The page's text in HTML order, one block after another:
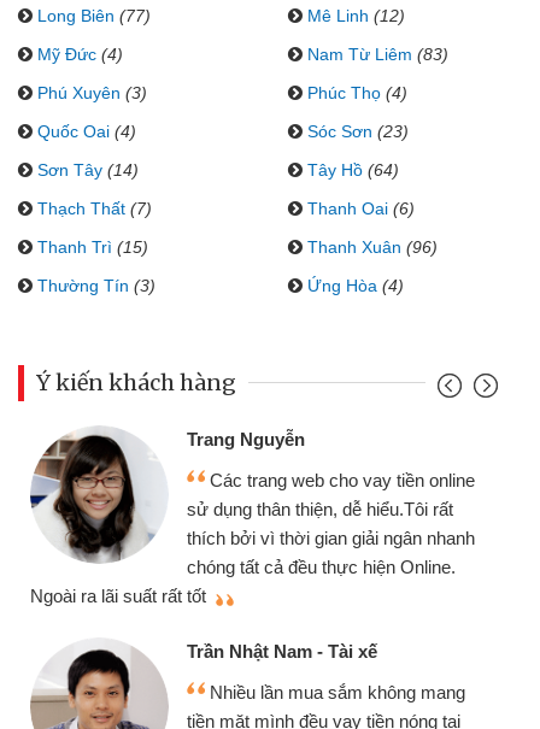
Long Biên (77) Mê Linh (12)
Mỹ Đức (4) Nam Từ Liêm (83)
Phú Xuyên (3) Phúc Thọ (4)
Quốc Oai (4) Sóc Sơn (23)
Sơn Tây (14) Tây Hồ (64)
Thạch Thất (7) Thanh Oai (6)
Thanh Trì (15) Thanh Xuân (96)
Thường Tín (3) Ứng Hòa (4)
Ý kiến khách hàng
Trang Nguyễn
Các trang web cho vay tiền online
sử dụng thân thiện, dễ hiểu.Tôi rất
thích bởi vì thời gian giải ngân nhanh
chóng tất cả đều thực hiện Online.
Ngoài ra lãi suất rất tốt
Trần Nhật Nam - Tài xế
Nhiều lần mua sắm không mang
tiền mặt mình đều vay tiền nóng tại